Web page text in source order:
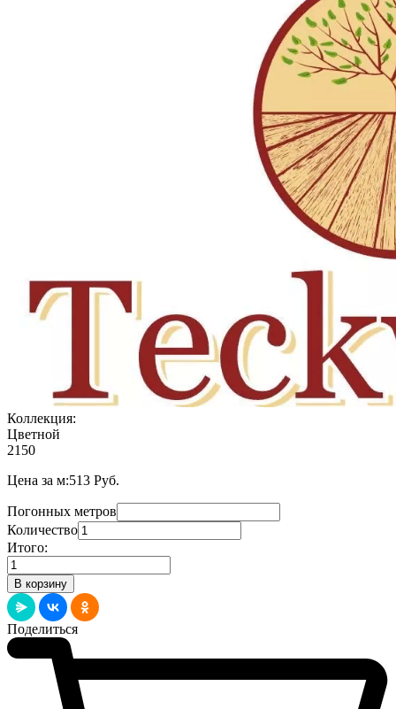
Коллекция:
Цветной
2150
Цена за м:513 Руб.
Погонных метров
Количество
Итого:
Количество
товара
Плинтус
Цветной
Дуб
Табак
(100x16)
В корзину
Поделиться